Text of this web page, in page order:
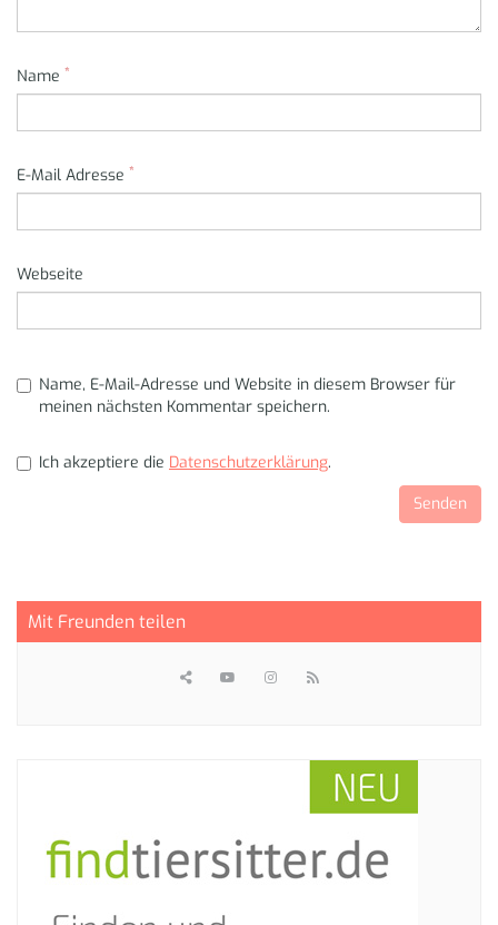
Name *
E-Mail Adresse *
Webseite
Name, E-Mail-Adresse und Website in diesem Browser für
meinen nächsten Kommentar speichern.
Ich akzeptiere die Datenschutzerklärung.
Mit Freunden teilen